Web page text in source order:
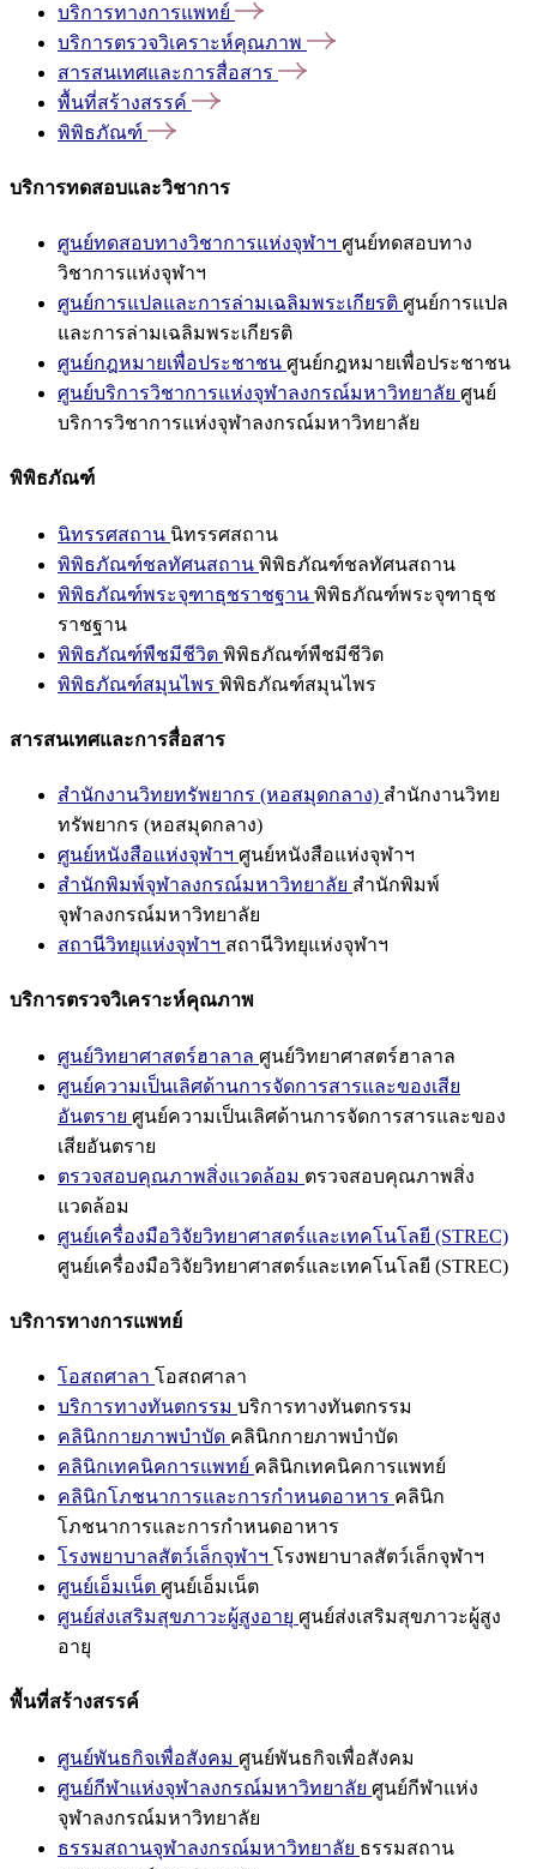
บริการทางการแพทย์
บริการตรวจวิเคราะห์คุณภาพ
สารสนเทศและการสื่อสาร
พื้นที่สร้างสรรค์
พิพิธภัณฑ์
บริการทดสอบและวิชาการ
ศูนย์ทดสอบทางวิชาการแห่งจุฬาฯ ศูนย์ทดสอบทาง
วิชาการแห่งจุฬาฯ
ศูนย์การแปลและการล่ามเฉลิมพระเกียรติ ศูนย์การแปล
และการล่ามเฉลิมพระเกียรติ
ศูนย์กฎหมายเพื่อประชาชน ศูนย์กฎหมายเพื่อประชาชน
ศูนย์บริการวิชาการแห่งจุฬาลงกรณ์มหาวิทยาลัย ศูนย์
บริการวิชาการแห่งจุฬาลงกรณ์มหาวิทยาลัย
พิพิธภัณฑ์
นิทรรศสถาน นิทรรศสถาน
พิพิธภัณฑ์ชลทัศนสถาน พิพิธภัณฑ์ชลทัศนสถาน
พิพิธภัณฑ์พระจุฑาธุชราชฐาน พิพิธภัณฑ์พระจุฑาธุช
ราชฐาน
พิพิธภัณฑ์พืชมีชีวิต พิพิธภัณฑ์พืชมีชีวิต
พิพิธภัณฑ์สมุนไพร พิพิธภัณฑ์สมุนไพร
สารสนเทศและการสื่อสาร
สำนักงานวิทยทรัพยากร (หอสมุดกลาง) สำนักงานวิทย
ทรัพยากร (หอสมุดกลาง)
ศูนย์หนังสือแห่งจุฬาฯ ศูนย์หนังสือแห่งจุฬาฯ
สำนักพิมพ์จุฬาลงกรณ์มหาวิทยาลัย สำนักพิมพ์
จุฬาลงกรณ์มหาวิทยาลัย
สถานีวิทยุแห่งจุฬาฯ สถานีวิทยุแห่งจุฬาฯ
บริการตรวจวิเคราะห์คุณภาพ
ศูนย์วิทยาศาสตร์ฮาลาล ศูนย์วิทยาศาสตร์ฮาลาล
ศูนย์ความเป็นเลิศด้านการจัดการสารและของเสีย
อันตราย ศูนย์ความเป็นเลิศด้านการจัดการสารและของ
เสียอันตราย
ตรวจสอบคุณภาพสิ่งแวดล้อม ตรวจสอบคุณภาพสิ่ง
แวดล้อม
ศูนย์เครื่องมือวิจัยวิทยาศาสตร์และเทคโนโลยี (STREC)
ศูนย์เครื่องมือวิจัยวิทยาศาสตร์และเทคโนโลยี (STREC)
บริการทางการแพทย์
โอสถศาลา โอสถศาลา
บริการทางทันตกรรม บริการทางทันตกรรม
คลินิกกายภาพบำบัด คลินิกกายภาพบำบัด
คลินิกเทคนิคการแพทย์ คลินิกเทคนิคการแพทย์
คลินิกโภชนาการและการกำหนดอาหาร คลินิก
โภชนาการและการกำหนดอาหาร
โรงพยาบาลสัตว์เล็กจุฬาฯ โรงพยาบาลสัตว์เล็กจุฬาฯ
ศูนย์เอ็มเน็ต ศูนย์เอ็มเน็ต
ศูนย์ส่งเสริมสุขภาวะผู้สูงอายุ ศูนย์ส่งเสริมสุขภาวะผู้สูง
อายุ
พื้นที่สร้างสรรค์
ศูนย์พันธกิจเพื่อสังคม ศูนย์พันธกิจเพื่อสังคม
ศูนย์กีฬาแห่งจุฬาลงกรณ์มหาวิทยาลัย ศูนย์กีฬาแห่ง
จุฬาลงกรณ์มหาวิทยาลัย
ธรรมสถานจุฬาลงกรณ์มหาวิทยาลัย ธรรมสถาน